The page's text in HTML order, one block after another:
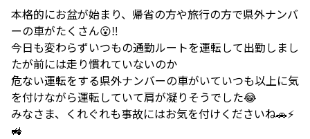
本格的にお盆が始まり、帰省の方や旅行の方で県外ナンバ
ーの車がたくさん😮‼️
今日も変わらずいつもの通勤ルートを運転して出勤しまし
たが前には走り慣れていないのか
危ない運転をする県外ナンバーの車がいていつも以上に気
を付けながら運転していて肩が凝りそうでした😂
みなさま、くれぐれも事故にはお気を付けくださいね🚗⚡
🚜